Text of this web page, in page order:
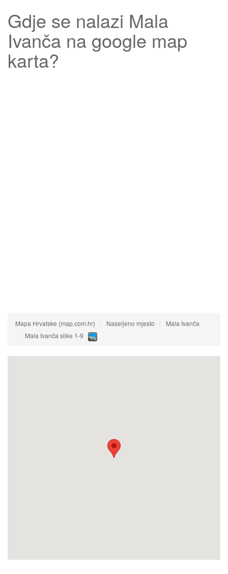
Gdje se nalazi Mala
Ivanča na google map
karta?
Mapa Hrvatske (map.com.hr) Naseljeno mjesto
Mala Ivanča
Mala Ivanča slike 1-9